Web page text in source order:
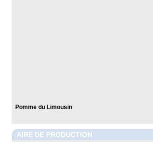
Pomme du Limousin
AIRE DE PRODUCTION